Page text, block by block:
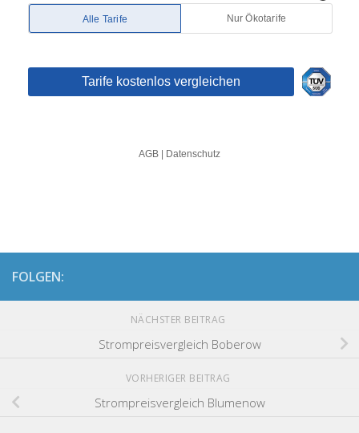
FOLGEN:
NÄCHSTER BEITRAG
Strompreisvergleich Boberow
VORHERIGER BEITRAG
Strompreisvergleich Blumenow